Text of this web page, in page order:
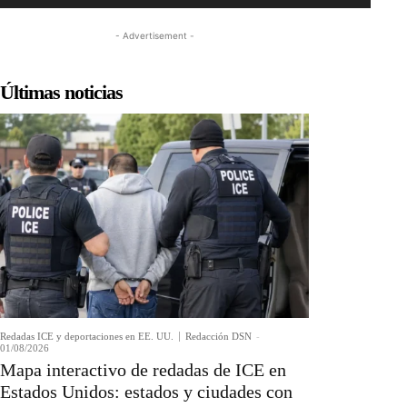
- Advertisement -
Últimas noticias
Redadas ICE y deportaciones en EE. UU. Redacción DSN -
01/08/2026
Mapa interactivo de redadas de ICE en
Estados Unidos: estados y ciudades con